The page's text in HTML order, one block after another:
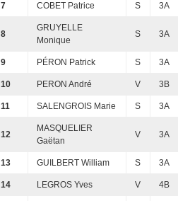
7 COBET Patrice S 3A
8
GRUYELLE
Monique
S 3A
9 PÉRON Patrick S 3A
10 PERON André V 3B
11 SALENGROIS Marie S 3A
12
MASQUELIER
Gaëtan
V 3A
13 GUILBERT William S 3A
14 LEGROS Yves V 4B